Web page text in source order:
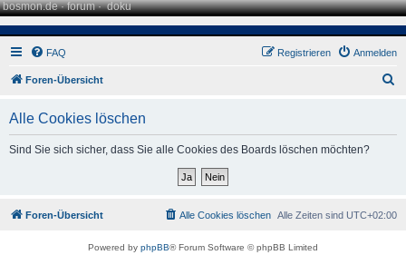
bosmon.de·forum·doku
FAQ Anmelden
Registrieren
Foren-Übersicht
Alle Cookies löschen
Sind Sie sich sicher, dass Sie alle Cookies des Boards löschen möchten?
Foren-Übersicht Alle Zeiten sind UTC+02:00
Alle Cookies löschen
Powered by phpBB® Forum Software © phpBB Limited